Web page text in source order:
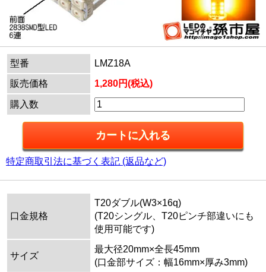
型番
LMZ18A
販売価格
1,280円(税込)
購入数
特定商取引法に基づく表記 (返品など)
口金規格
T20ダブル(W3×16q)
(T20シングル、T20ピンチ部違いにも
使用可能です)
サイズ
最大径20mm×全長45mm
(口金部サイズ：幅16mm×厚み3mm)